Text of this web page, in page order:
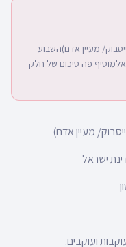
מעיין אדם)השבוע
פה סיכום של חלק
מעיין אדם)
ישראל
ועוקבים.